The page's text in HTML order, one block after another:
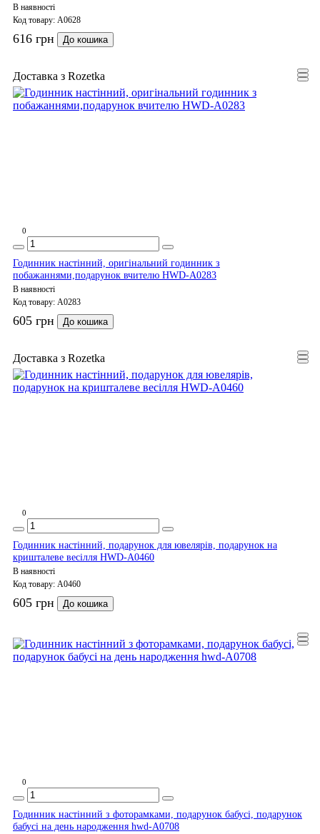
В наявності
Код товару: A0628
616 грн До кошика
Доставка з Rozetka
0
Годинник настінний, оригінальний годинник з
побажаннями,подарунок вчителю HWD-A0283
В наявності
Код товару: A0283
605 грн До кошика
Доставка з Rozetka
0
Годинник настінний, подарунок для ювелярів, подарунок на
кришталеве весілля HWD-A0460
В наявності
Код товару: A0460
605 грн До кошика
0
Годинник настінний з фоторамками, подарунок бабусі, подарунок
бабусі на день народження hwd-A0708